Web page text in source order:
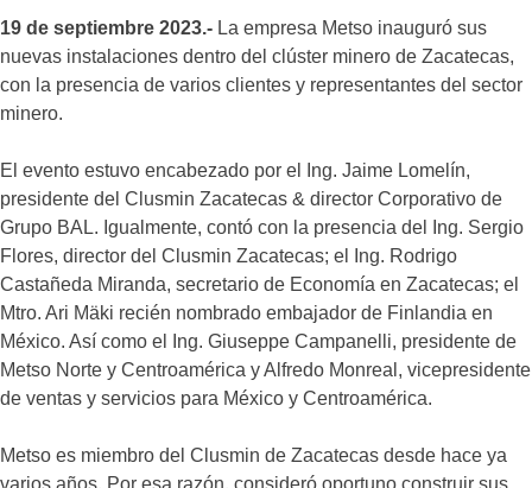
19 de septiembre 2023.- La empresa Metso inauguró sus
nuevas instalaciones dentro del clúster minero de Zacatecas,
con la presencia de varios clientes y representantes del sector
minero.
El evento estuvo encabezado por el Ing. Jaime Lomelín,
presidente del Clusmin Zacatecas & director Corporativo de
Grupo BAL. Igualmente, contó con la presencia del Ing. Sergio
Flores, director del Clusmin Zacatecas; el Ing. Rodrigo
Castañeda Miranda, secretario de Economía en Zacatecas; el
Mtro. Ari Mäki recién nombrado embajador de Finlandia en
México. Así como el Ing. Giuseppe Campanelli, presidente de
Metso Norte y Centroamérica y Alfredo Monreal, vicepresidente
de ventas y servicios para México y Centroamérica.
Metso es miembro del Clusmin de Zacatecas desde hace ya